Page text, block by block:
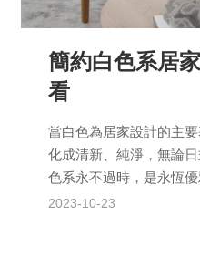
簡約白色系居
看
當白色為居家設計的主
化成清新、純淨，無論
色系永不過時，是永恆
出生活的美好。 白色是
2023-10-23